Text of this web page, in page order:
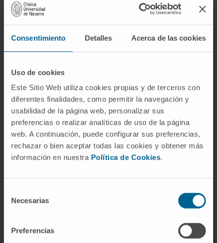
Consentimiento Detalles Acerca de las cookies
Uso de cookies
Este Sitio Web utiliza cookies propias y de terceros con
diferentes finalidades, como permitir la navegación y
usabilidad de la página web, personalizar sus
preferencias o realizar analíticas de uso de la página
web. A continuación, puede configurar sus preferencias,
rechazar o bien aceptar todas las cookies y obtener más
información en nuestra Política de Cookies.
Necesarias
Preferencias
¿Es lo mismo artropatología que
reumatología?
No. La reumatología abarca todas las
enfermedades del aparato locomotor y del
afectan a huesos, músculos, tendones y
vasos. La artropatología, en su definición
original, se circunscribe al estudio patológico
de las articulaciones. La relación es de parte a
todo: la artropatología sería un fragmento del
campo que hoy cubre la reumatología.
¿Se usa todavía el término
terminología médica grecolatina y en algunos
práctica clínica ha dejado de emplearlo. Los